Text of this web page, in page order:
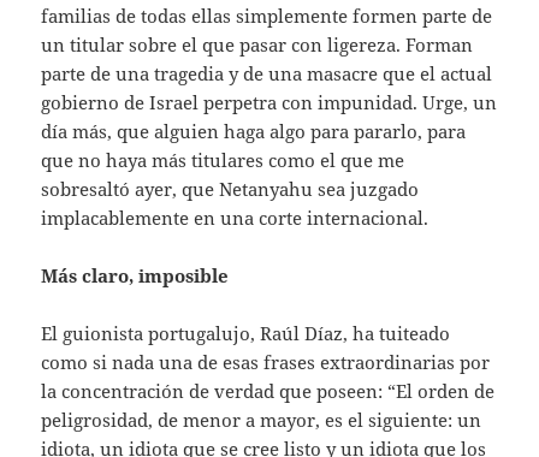
familias de todas ellas simplemente formen parte de
un titular sobre el que pasar con ligereza. Forman
parte de una tragedia y de una masacre que el actual
gobierno de Israel perpetra con impunidad. Urge, un
día más, que alguien haga algo para pararlo, para
que no haya más titulares como el que me
sobresaltó ayer, que Netanyahu sea juzgado
implacablemente en una corte internacional.
Más claro, imposible
El guionista portugalujo, Raúl Díaz, ha tuiteado
como si nada una de esas frases extraordinarias por
la concentración de verdad que poseen: “El orden de
peligrosidad, de menor a mayor, es el siguiente: un
idiota, un idiota que se cree listo y un idiota que los